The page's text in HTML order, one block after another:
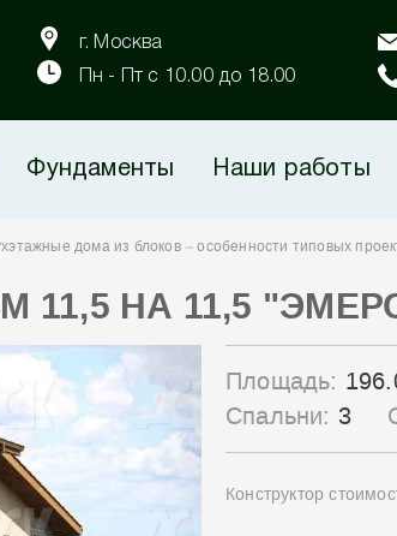
г. Москва
Пн - Пт с 10.00 до 18.00
Фундаменты Наши работы
дома из блоков – особенности типовых
11,5 НА 11,5
Площадь:
Спальни: 3
Конструктор